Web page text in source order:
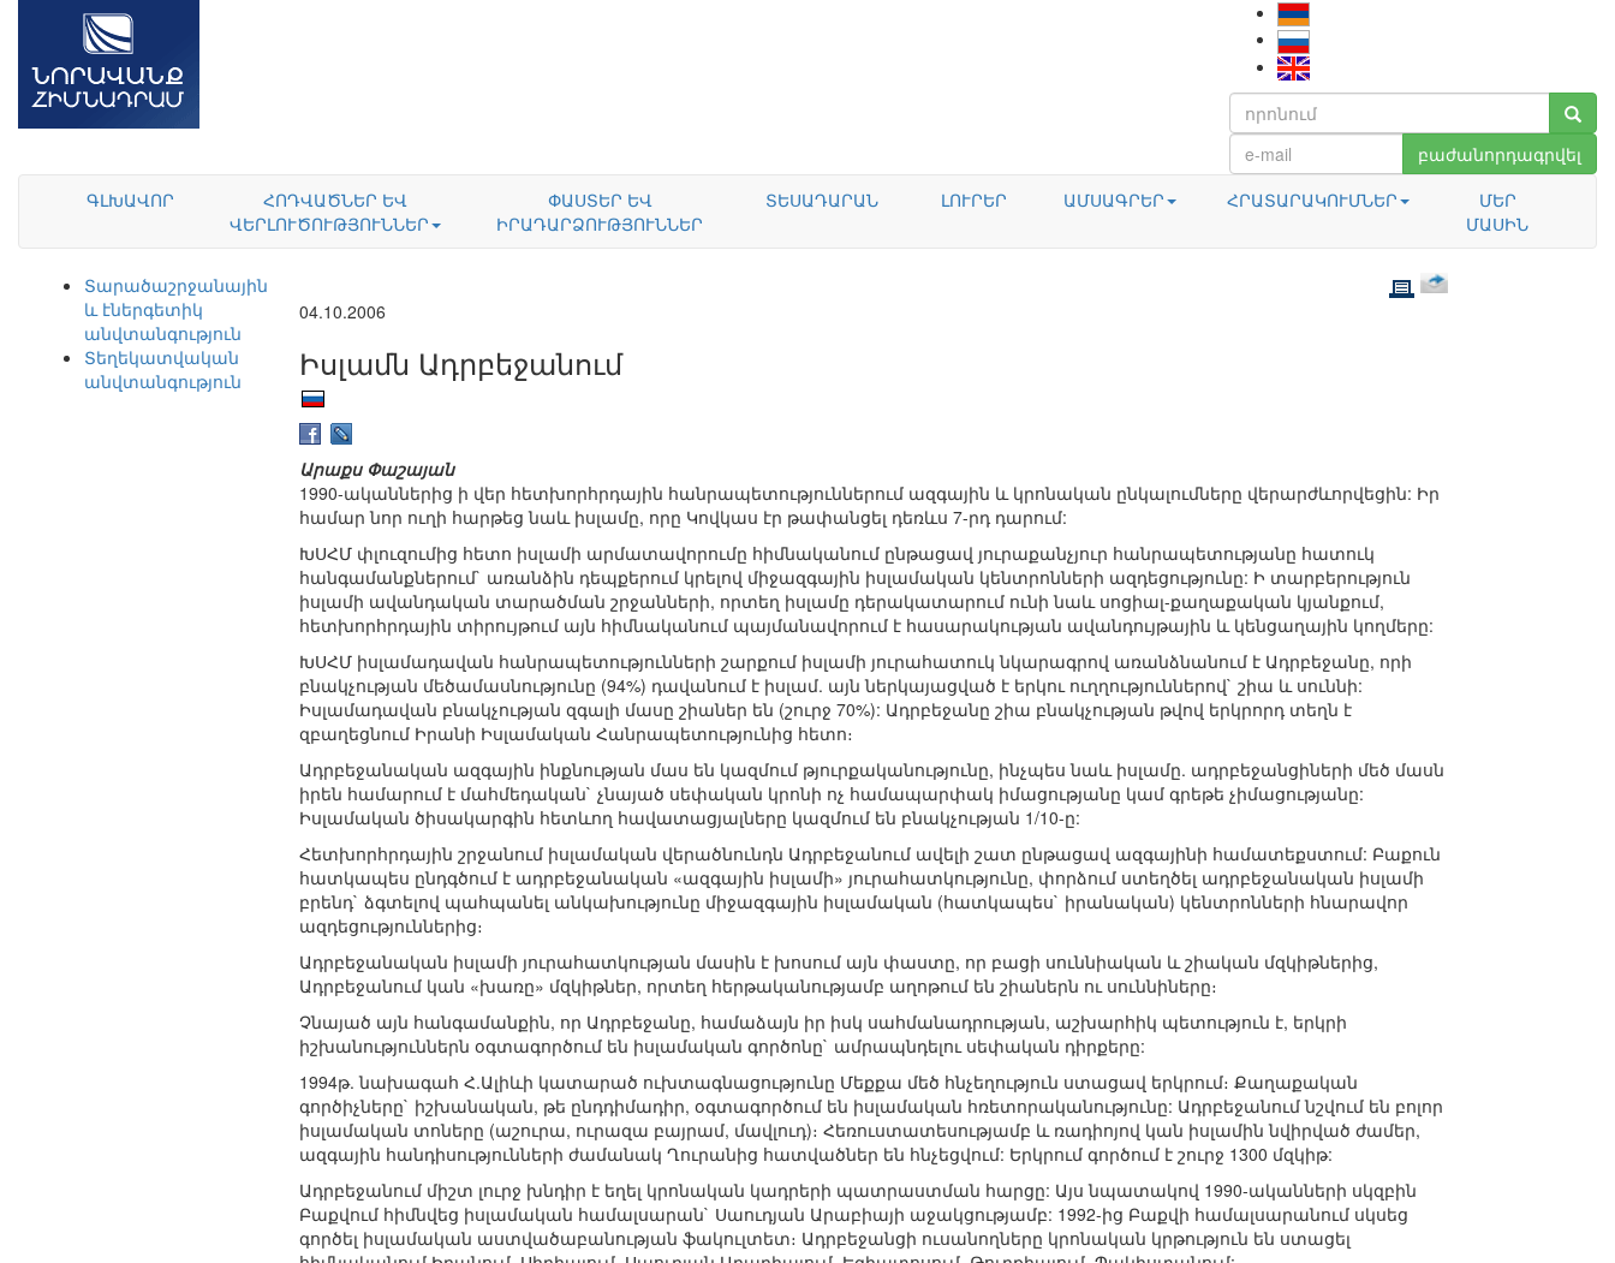
բաժանորդագրվել
ԳԼԽԱՎՈՐ
ՀՈԴՎԱԾՆԵՐ ԵՎ
ՎԵՐԼՈՒԾՈՒԹՅՈՒՆՆԵՐ
ՓԱՍՏԵՐ ԵՎ
ԻՐԱԴԱՐՁՈՒԹՅՈՒՆՆԵՐ
ՏԵՍԱԴԱՐԱՆ ԼՈՒՐԵՐ ԱՄՍԱԳՐԵՐ ՀՐԱՏԱՐԱԿՈՒՄՆԵՐ
ՄԵՐ
ՄԱՍԻՆ
Տարածաշրջանային
և էներգետիկ
անվտանգություն
Տեղեկատվական
անվտանգություն
04.10.2006
Իսլամն Ադրբեջանում
Արաքս Փաշայան
1990-ականներից ի վեր հետխորհրդային հանրապետություններում ազգային և կրոնական ընկալումները վերարժևորվեցին: Իր
համար նոր ուղի հարթեց նաև իսլամը, որը Կովկաս էր թափանցել դեռևս 7-րդ դարում:
ԽՍՀՄ փլուզումից հետո իսլամի արմատավորումը հիմնականում ընթացավ յուրաքանչյուր հանրապետությանը հատուկ
հանգամանքներում` առանձին դեպքերում կրելով միջազգային իսլամական կենտրոնների ազդեցությունը: Ի տարբերություն
իսլամի ավանդական տարածման շրջանների, որտեղ իսլամը դերակատարում ունի նաև սոցիալ-քաղաքական կյանքում,
հետխորհրդային տիրույթում այն հիմնականում պայմանավորում է հասարակության ավանդույթային և կենցաղային կողմերը:
ԽՍՀՄ իսլամադավան հանրապետությունների շարքում իսլամի յուրահատուկ նկարագրով առանձնանում է Ադրբեջանը, որի
բնակչության մեծամասնությունը (94%) դավանում է իսլամ. այն ներկայացված է երկու ուղղություններով` շիա և սուննի:
Իսլամադավան բնակչության զգալի մասը շիաներ են (շուրջ 70%): Ադրբեջանը շիա բնակչության թվով երկրորդ տեղն է
զբաղեցնում Իրանի Իսլամական Հանրապետությունից հետո։
Ադրբեջանական ազգային ինքնության մաս են կազմում թյուրքականությունը, ինչպես նաև իսլամը. ադրբեջանցիների մեծ մասն
իրեն համարում է մահմեդական` չնայած սեփական կրոնի ոչ համապարփակ իմացությանը կամ գրեթե չիմացությանը:
Իսլամական ծիսակարգին հետևող հավատացյալները կազմում են բնակչության 1/10-ը:
Հետխորհրդային շրջանում իսլամական վերածնունդն Ադրբեջանում ավելի շատ ընթացավ ազգայինի համատեքստում: Բաքուն
հատկապես ընդգծում է ադրբեջանական «ազգային իսլամի» յուրահատկությունը, փորձում ստեղծել ադրբեջանական իսլամի
բրենդ` ձգտելով պահպանել անկախությունը միջազգային իսլամական (հատկապես` իրանական) կենտրոնների հնարավոր
ազդեցություններից։
Ադրբեջանական իսլամի յուրահատկության մասին է խոսում այն փաստը, որ բացի սուննիական և շիական մզկիթներից,
Ադրբեջանում կան «խառը» մզկիթներ, որտեղ հերթականությամբ աղոթում են շիաներն ու սուննիները։
Չնայած այն հանգամանքին, որ Ադրբեջանը, համաձայն իր իսկ սահմանադրության, աշխարհիկ պետություն է, երկրի
իշխանություններն օգտագործում են իսլամական գործոնը` ամրապնդելու սեփական դիրքերը:
1994թ. նախագահ Հ.Ալիևի կատարած ուխտագնացությունը Մեքքա մեծ հնչեղություն ստացավ երկրում։ Քաղաքական
գործիչները` իշխանական, թե ընդդիմադիր, օգտագործում են իսլամական հռետորականությունը: Ադրբեջանում նշվում են բոլոր
իսլամական տոները (աշուրա, ուրազա բայրամ, մավլուդ)։ Հեռուստատեսությամբ և ռադիոյով կան իսլամին նվիրված ժամեր,
ազգային հանդիսությունների ժամանակ Ղուրանից հատվածներ են հնչեցվում: Երկրում գործում է շուրջ 1300 մզկիթ:
Ադրբեջանում միշտ լուրջ խնդիր է եղել կրոնական կադրերի պատրաստման հարցը: Այս նպատակով 1990-ականների սկզբին
Բաքվում հիմնվեց իսլամական համալսարան` Սաուդյան Արաբիայի աջակցությամբ: 1992-ից Բաքվի համալսարանում սկսեց
գործել իսլամական աստվածաբանության ֆակուլտետ։ Ադրբեջանցի ուսանողները կրոնական կրթություն են ստացել